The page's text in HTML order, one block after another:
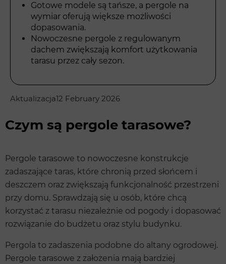
Gotowe modele są tańsze, a pergole na
wymiar oferują większe możliwości
dopasowania.
Nowoczesne pergole z regulowanym
dachem zwiększają komfort użytkowania
tarasu przez cały sezon.
Aktualizacja12 February 2026
Czym są pergole tarasowe?
Pergole tarasowe to nowoczesne konstrukcje
zadaszające taras, które chronią przed słońcem i
deszczem oraz zwiększają funkcjonalność przestrzeni
przy domu. Sprawdzają się u osób, które chcą
korzystać z tarasu niezależnie od pogody i dopasować
rozwiązanie do budżetu oraz stylu budynku.
Pergola to zadaszenia podobne do altany ogrodowej.
Pergole tarasowe z założenia mają bardziej